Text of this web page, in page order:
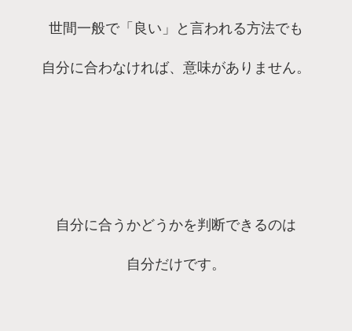
世間一般で「良い」と言われる方法でも
自分に合わなければ、意味がありません。
自分に合うかどうかを判断できるのは
自分だけです。